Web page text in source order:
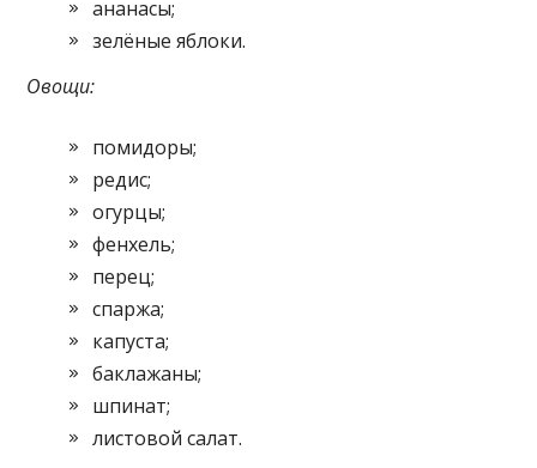
ананасы;
зелёные яблоки.
Овощи:
помидоры;
редис;
огурцы;
фенхель;
перец;
спаржа;
капуста;
баклажаны;
шпинат;
листовой салат.